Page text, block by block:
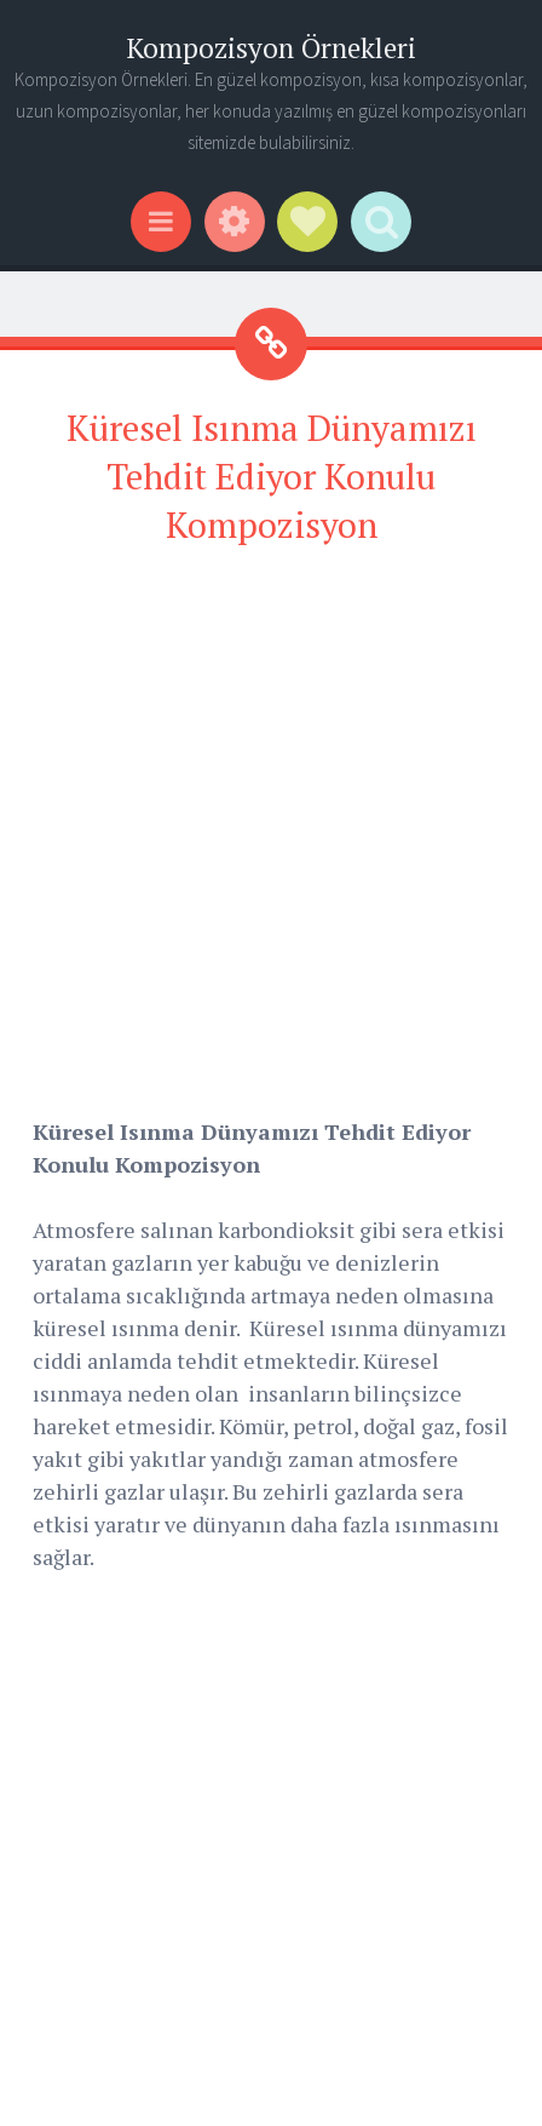
Kompozisyon Örnekleri
Kompozisyon Örnekleri. En güzel kompozisyon, kısa kompozisyonlar,
uzun kompozisyonlar, her konuda yazılmış en güzel kompozisyonları
sitemizde bulabilirsiniz.
Menu WidgetsSocial Links
Search
Küresel Isınma Dünyamızı
Tehdit Ediyor Konulu
Kompozisyon
Küresel Isınma Dünyamızı Tehdit Ediyor
Konulu Kompozisyon
Atmosfere salınan karbondioksit gibi sera etkisi
yaratan gazların yer kabuğu ve denizlerin
ortalama sıcaklığında artmaya neden olmasına
küresel ısınma denir. Küresel ısınma dünyamızı
ciddi anlamda tehdit etmektedir. Küresel
ısınmaya neden olan insanların bilinçsizce
hareket etmesidir. Kömür, petrol, doğal gaz, fosil
yakıt gibi yakıtlar yandığı zaman atmosfere
zehirli gazlar ulaşır. Bu zehirli gazlarda sera
etkisi yaratır ve dünyanın daha fazla ısınmasını
sağlar.